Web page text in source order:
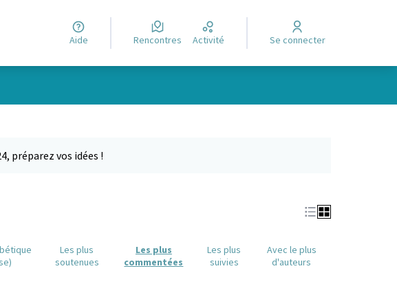
Aide Rencontres Activité Se connecter
préparez vos idées !
Les plus
soutenues
Les plus
commentées
Les plus
suivies
Avec le plus
d'auteurs